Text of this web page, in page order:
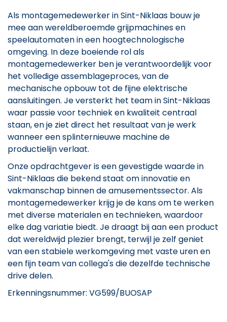
Als montagemedewerker in Sint-Niklaas bouw je
mee aan wereldberoemde grijpmachines en
speelautomaten in een hoogtechnologische
omgeving. In deze boeiende rol als
montagemedewerker ben je verantwoordelijk voor
het volledige assemblageproces, van de
mechanische opbouw tot de fijne elektrische
aansluitingen. Je versterkt het team in Sint-Niklaas
waar passie voor techniek en kwaliteit centraal
staan, en je ziet direct het resultaat van je werk
wanneer een splinternieuwe machine de
productielijn verlaat.
Onze opdrachtgever is een gevestigde waarde in
Sint-Niklaas die bekend staat om innovatie en
vakmanschap binnen de amusementssector. Als
montagemedewerker krijg je de kans om te werken
met diverse materialen en technieken, waardoor
elke dag variatie biedt. Je draagt bij aan een product
dat wereldwijd plezier brengt, terwijl je zelf geniet
van een stabiele werkomgeving met vaste uren en
een fijn team van collega's die dezelfde technische
drive delen.
Erkenningsnummer: VG599/BUOSAP